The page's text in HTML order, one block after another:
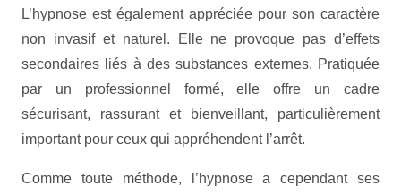
L’hypnose est également appréciée pour son caractère
non invasif et naturel. Elle ne provoque pas d’effets
secondaires liés à des substances externes. Pratiquée
par un professionnel formé, elle offre un cadre
sécurisant, rassurant et bienveillant, particulièrement
important pour ceux qui appréhendent l’arrêt.
Comme toute méthode, l’hypnose a cependant ses